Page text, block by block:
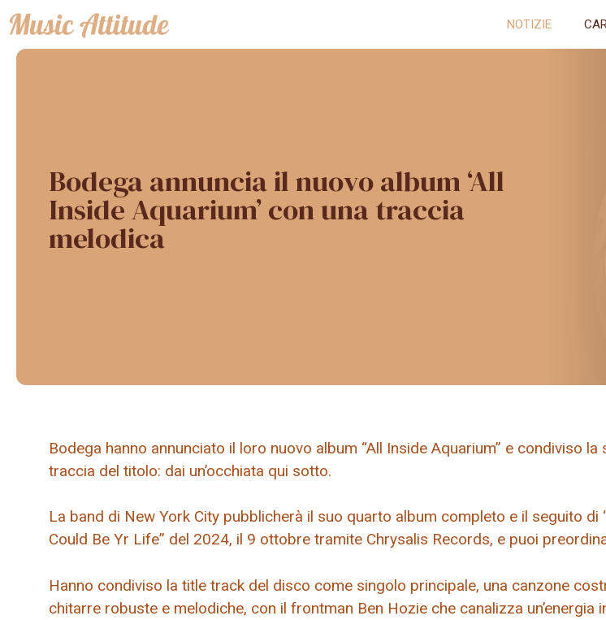
Vai
al
contenuto
NOTIZIE
Bodega annuncia il nuovo album ‘All
Inside Aquarium’ con una traccia
melodica
Bodega hanno annunciato il loro nuovo album “All Inside Aquarium” e condiviso la
traccia del titolo: dai un’occhiata qui sotto.
La band di New York City pubblicherà il suo quarto album completo e il seguito di
Could Be Yr Life” del 2024, il 9 ottobre tramite Chrysalis Records, e puoi
Hanno condiviso la title track del disco come singolo principale, una canzone
chitarre robuste e melodiche, con il frontman Ben Hozie che canalizza un’energia